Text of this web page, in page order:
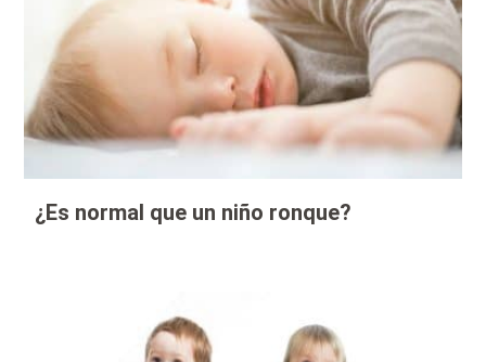
¿Es normal que un niño ronque?